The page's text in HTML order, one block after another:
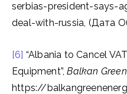
serbias-president-says-
deal-with-russia, (Дата
[6] “Albania to Cancel
Equipment”,Balkan
https://